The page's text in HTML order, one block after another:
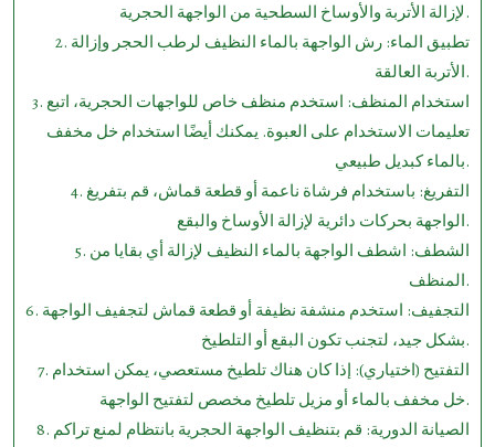
لإزالة الأتربة والأوساخ السطحية من الواجهة الحجرية.
2. تطبيق الماء: رش الواجهة بالماء النظيف لرطب الحجر وإزالة
الأتربة العالقة.
3. استخدام المنظف: استخدم منظف خاص للواجهات الحجرية، اتبع
تعليمات الاستخدام على العبوة. يمكنك أيضًا استخدام خل مخفف
بالماء كبديل طبيعي.
4. التفريغ: باستخدام فرشاة ناعمة أو قطعة قماش، قم بتفريغ
الواجهة بحركات دائرية لإزالة الأوساخ والبقع.
5. الشطف: اشطف الواجهة بالماء النظيف لإزالة أي بقايا من
المنظف.
6. التجفيف: استخدم منشفة نظيفة أو قطعة قماش لتجفيف الواجهة
بشكل جيد، لتجنب تكون البقع أو التلطيخ.
7. التفتيح (اختياري): إذا كان هناك تلطيخ مستعصي، يمكن استخدام
خل مخفف بالماء أو مزيل تلطيخ مخصص لتفتيح الواجهة.
8. الصيانة الدورية: قم بتنظيف الواجهة الحجرية بانتظام لمنع تراكم